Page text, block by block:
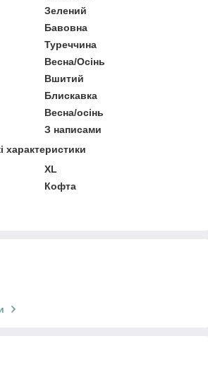
Зелений
Бавовна
Туреччина
Весна/Осінь
Вшитий
Блискавка
Весна/осінь
З написами
характеристики
XL
Кофта